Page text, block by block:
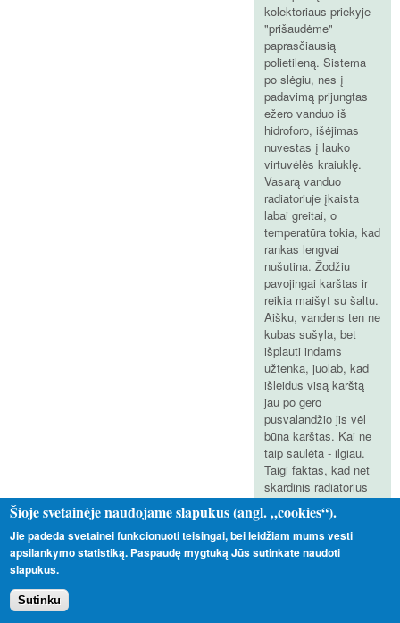
kolektoriaus priekyje
"prišaudėme"
paprasčiausią
polietileną. Sistema
po slėgiu, nes į
padavimą prijungtas
ežero vanduo iš
hidroforo, išėjimas
nuvestas į lauko
virtuvėlės kraiuklę.
Vasarą vanduo
radiatoriuje įkaista
labai greitai, o
temperatūra tokia, kad
rankas lengvai
nušutina. Žodžiu
pavojingai karštas ir
reikia maišyt su šaltu.
Aišku, vandens ten ne
kubas sušyla, bet
išplauti indams
užtenka, juolab, kad
išleidus visą karštą
jau po gero
pusvalandžio jis vėl
būna karštas. Kai ne
taip saulėta - ilgiau.
Taigi faktas, kad net
skardinis radiatorius
yra labai efektyvus.
Šią vasarą bandysim
prijungti akumuliacinę
talpą kokią.
Šioje svetainėje naudojame slapukus (angl. „cookies“).
Jie padeda svetainei funkcionuoti teisingai, bei leidžiam mums vesti
apsilankymo statistiką. Paspaudę mygtuką Jūs sutinkate naudoti
slapukus.
Sutinku